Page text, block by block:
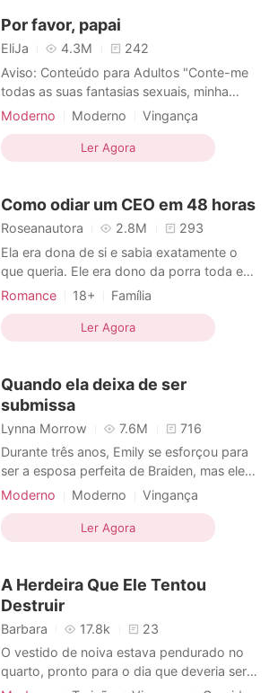
nada a perder, Bethany fez um
Por favor, papai
EliJa 4.3M
242
Aviso: Conteúdo para Adultos "Conte-me
todas as suas fantasias sexuais, minha
princesa." "Quero ser fodida, arruinada,
caos de gemidos e lágrimas sem controle
sobre os lençóis, papai." O mundo de
descobriu que seu noivo er
Moderno Moderno
Vingança
Relacionamento secreto
Falsa
Local de trabalho
CEO
Ler Agora
Como odiar um CEO em 48 horas
Roseanautora 2.8M
293
Ela era dona de si e sabia exatamente o
que queria. Ele era dono da porra toda e
achava que podia qualquer coisa. Ela tinha
tinha o que ela sempre sonhou, mas não
fazia ideia de como conseguir. Ela mentiu
odiou desde a
Romance 18+
Família
Casamento arranjado
Vingança
CEO
Encantadora
Paixão / Erótica
Ler Agora
Quando ela deixa de ser
submissa
Lynna Morrow 7.6M
716
Durante três anos, Emily se esforçou para
ser a esposa perfeita de Braiden, mas ele
sempre foi frio e distante com ela. Quando
outra mulher, Emily concordou e foi
embora. No entanto, ela reapareceu mais
ex com um sorriso
Moderno Moderno
Vingança
Divórcio
CEO Encantador
Ler Agora
A Herdeira Que Ele Tentou
Destruir
Barbara 17.8k
23
O vestido de noiva estava pendurado no
quarto, pronto para o dia que deveria ser o